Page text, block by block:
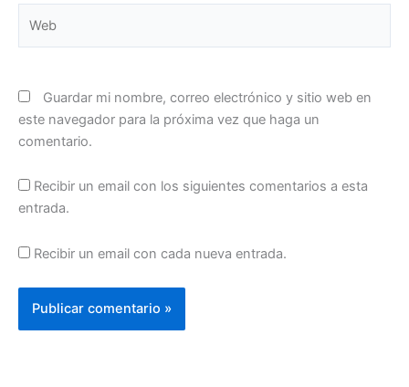
Guardar mi nombre, correo electrónico y sitio web en
este navegador para la próxima vez que haga un
comentario.
Recibir un email con los siguientes comentarios a esta
entrada.
Recibir un email con cada nueva entrada.